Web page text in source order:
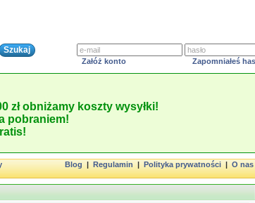
Załóż konto Zapomniałeś
zł obniżamy koszty wysyłki!
pobraniem!
Blog|Regulamin|Polityka prywatności|O nas